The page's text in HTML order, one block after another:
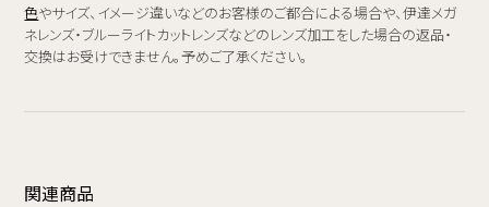
色やサイズ、イメージ違いなどのお客様のご都合による場合や、伊達メガ
ネレンズ・ブルーライトカットレンズなどのレンズ加工をした場合の返品・
交換はお受けできません。予めご了承ください。
関連商品